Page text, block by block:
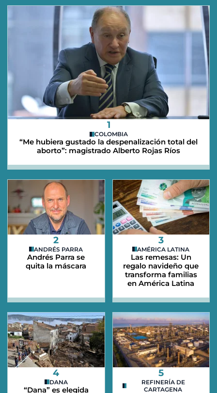
1
COLOMBIA
“Me hubiera gustado la despenalización total del
aborto”: magistrado Alberto Rojas Ríos
2
ANDRÉS PARRA
Andrés Parra se
quita la máscara
3
AMÉRICA LATINA
Las remesas: Un
regalo navideño que
transforma familias
en América Latina
4
DANA
“Dana” es elegida
5
REFINERÍA DE
CARTAGENA